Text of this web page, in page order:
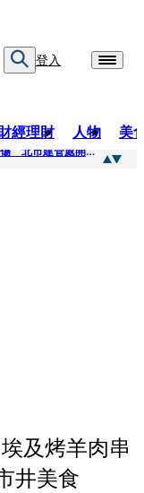
登入
經理財 人物 美
南港LaLaport天花板掉落意外！女客疑遭砸傷 北市建管處開罰30萬
埃及烤羊肉
井美食